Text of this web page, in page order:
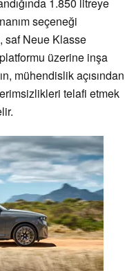
seçeneği
saf Neue Klasse
üzerine inşa
mühendislik açısından
telafi etmek